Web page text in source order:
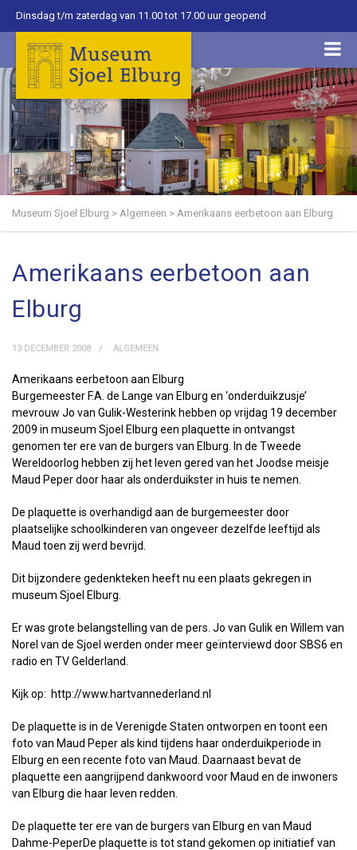
Dinsdag t/m zaterdag van 11.00 tot 17.00 uur geopend
Museum Sjoel Elburg > Algemeen > Amerikaans eerbetoon aan Elburg
Amerikaans eerbetoon aan
Elburg
13 DECEMBER 2008 ALGEMEEN
Amerikaans eerbetoon aan Elburg
Burgemeester F.A. de Lange van Elburg en ‘onderduikzusje’
mevrouw Jo van Gulik-Westerink hebben op vrijdag 19 december
2009 in museum Sjoel Elburg een plaquette in ontvangst
genomen ter ere van de burgers van Elburg. In de Tweede
Wereldoorlog hebben zij het leven gered van het Joodse meisje
Maud Peper door haar als onderduikster in huis te nemen.
De plaquette is overhandigd aan de burgemeester door
plaatselijke schoolkinderen van ongeveer dezelfde leeftijd als
Maud toen zij werd bevrijd.
Dit bijzondere gedenkteken heeft nu een plaats gekregen in
museum Sjoel Elburg.
Er was grote belangstelling van de pers. Jo van Gulik en Willem van
Norel van de Sjoel werden onder meer geïnterviewd door SBS6 en
radio en TV Gelderland.
Kijk op: http://www.hartvannederland.nl
De plaquette is in de Verenigde Staten ontworpen en toont een
foto van Maud Peper als kind tijdens haar onderduikperiode in
Elburg en een recente foto van Maud. Daarnaast bevat de
plaquette een aangrijpend dankwoord voor Maud en de inwoners
van Elburg die haar leven redden.
De plaquette ter ere van de burgers van Elburg en van Maud
Dahme-PeperDe plaquette is tot stand gekomen op initiatief van